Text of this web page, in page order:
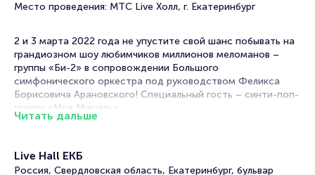
Место проведения: МТС Live Холл, г. Екатеринбург
2 и 3 марта 2022 года не упустите свой шанс побывать на
грандиозном шоу любимчиков миллионов меломанов –
группы «Би-2» в сопровождении Большого
симфонического оркестра под руководством Феликса
Борисовича Арановского! Специальный гость – синти-поп-
группа «Моя Мишель».
нетерпением ждут встречи с вами! Лёва и Шура Би-2
подготовили невероятную программу, в которой любимые
Читать дальше
Live Hall ЕКБ
Россия, Свердловская область, Екатеринбург, бульвар